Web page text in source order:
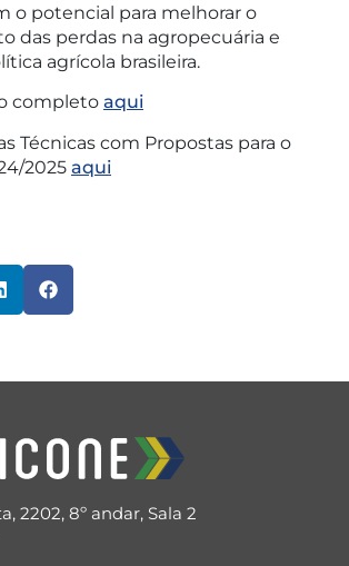
o potencial para melhorar o
das perdas na agropecuária e
agrícola brasileira.
completo aqui
Técnicas com Propostas para o
2025 aqui
2202, 8º andar, Sala 2